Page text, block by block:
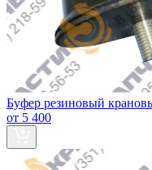
Буфер резиновый
от 5 400